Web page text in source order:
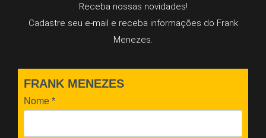
Receba nossas novidades!
Cadastre seu e-mail e receba informações do Frank
Menezes.
FRANK MENEZES
Nome *